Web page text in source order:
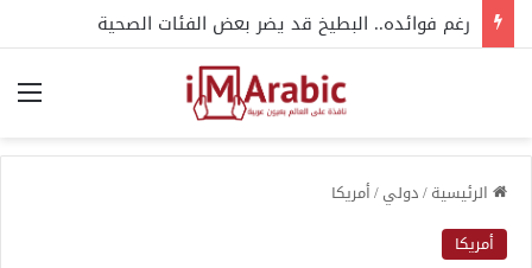
رغم فوائده.. البطيخ قد يضر بعض الفئات الصحية
الرئيسية/دولي/أمريكا
أمريكا